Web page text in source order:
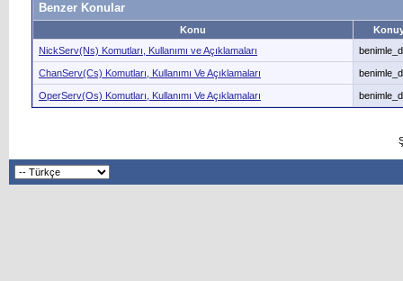
Benzer Konular
Konu
NickServ(Ns) Komutları, Kullanımı ve Açıklamaları
ChanServ(Cs) Komutları, Kullanımı Ve Açıklamaları
OperServ(Os) Komutları, Kullanımı Ve Açıklamaları